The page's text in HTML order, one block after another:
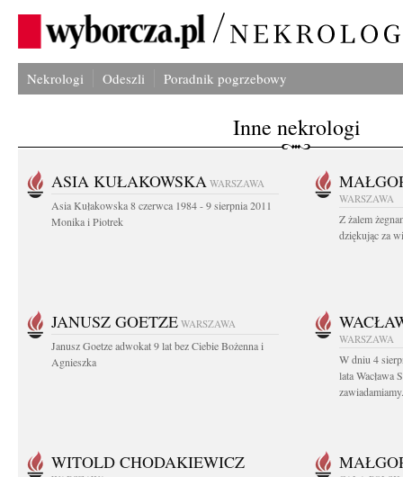
Nekrologi Odeszli Poradnik pogrzebowy
Inne nekrologi
ASIA KUŁAKOWSKA WARSZAWA
Asia Kułakowska 8 czerwca 1984 - 9 sierpnia 2011
Monika i Piotrek
WARSZAWA
Z żalem
dziękując za
JANUSZ GOETZE WARSZAWA
Janusz Goetze adwokat 9 lat bez Ciebie Bożenna i
Agnieszka
WARSZAWA
W dniu 4
lata Wacława
WITOLD CHODAKIEWICZ